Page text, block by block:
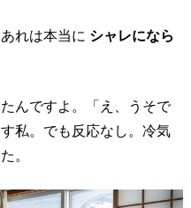
あれは本当に シャレになら
んですよ。
「え、うそで
私。 でも反応なし。冷気
。